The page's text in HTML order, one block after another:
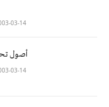
03-14
أصول
03-14